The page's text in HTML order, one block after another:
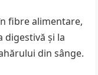
fibre alimentare,
digestivă și la
din sânge.